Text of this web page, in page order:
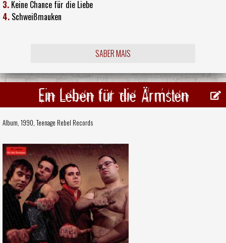
3. Keine Chance für die Liebe
4. Schweißmauken
SABER MAIS
Ein Leben für die Ärmsten
Album, 1990, Teenage Rebel Records